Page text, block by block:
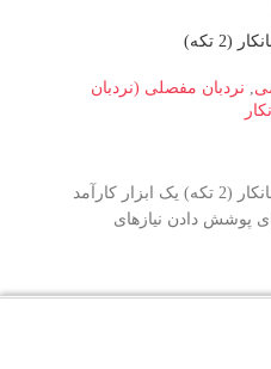
نردبان مفصلی (نردبان
نردبان تاشو 5 متری آسانکار (2 تکه) یک ابزار کارآمد
پوشش دادن نیازهای